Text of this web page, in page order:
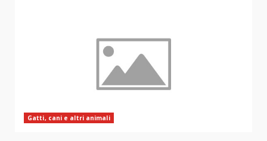
Gatti, cani e altri animali